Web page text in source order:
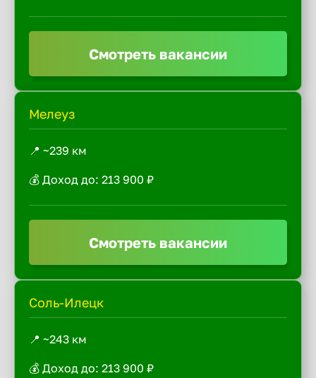
Смотреть вакансии
Мелеуз
📍 ~239 км
💰 Доход до: 213 900 ₽
Смотреть вакансии
Соль-Илецк
📍 ~243 км
💰 Доход до: 213 900 ₽